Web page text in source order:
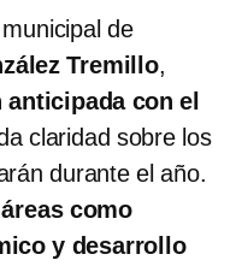
de
Tremillo,
con el
claridad sobre los
durante el año.
como
y desarrollo